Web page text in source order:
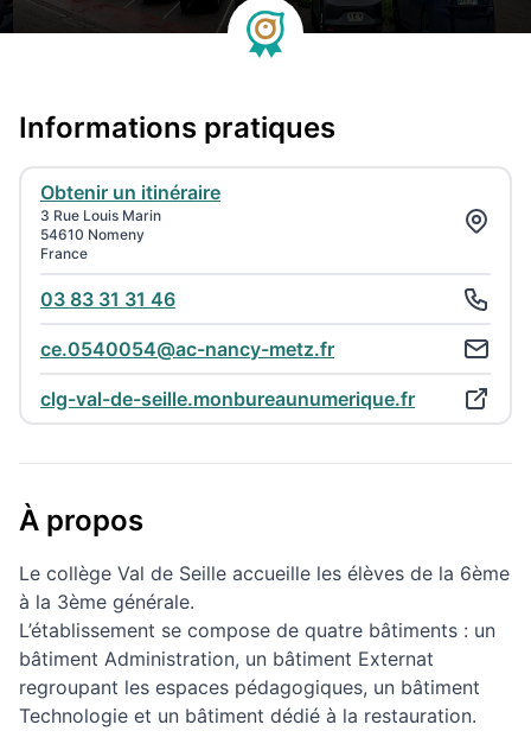
Informations pratiques
Obtenir un itinéraire
3 Rue Louis Marin
54610 Nomeny
France
03 83 31 31 46
ce.0540054@ac-nancy-metz.fr
clg-val-de-seille.monbureaunumerique.fr
À propos
Le collège Val de Seille accueille les élèves de la 6ème
à la 3ème générale.
L’établissement se compose de quatre bâtiments : un
bâtiment Administration, un bâtiment Externat
regroupant les espaces pédagogiques, un bâtiment
Technologie et un bâtiment dédié à la restauration.